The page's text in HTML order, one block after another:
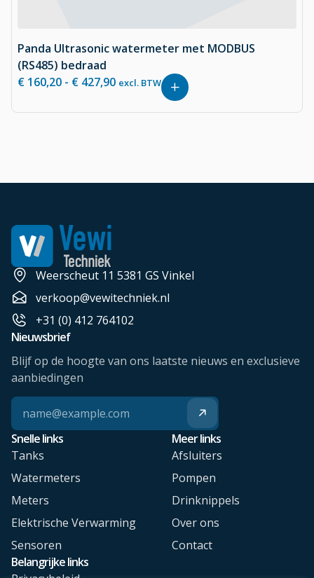
Panda Ultrasonic watermeter met MODBUS
(RS485) bedraad
€ 160,20 - € 427,90 excl. BTW
Weerscheut 11 5381 GS Vinkel
verkoop@vewitechniek.nl
+31 (0) 412 764102
Snelle links
Tanks
Watermeters
Meters
Elektrische Verwarming
Sensoren
Meer links
Afsluiters
Pompen
Drinknippels
Over ons
Contact
Belangrijke links
Nieuwsbrief
Blijf op de hoogte van ons laatste nieuws en exclusieve
aanbiedingen